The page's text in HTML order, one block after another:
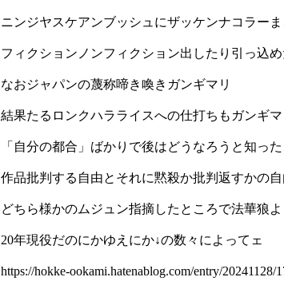
ニンジヤスケアンブッシュにザッケンナコラー
フィクションノンフィクション出したり引っ込
なおジャパンの蔑称啼き喚きガンギマリ
結果たるロンクハラライスへの仕打ちもガンギ
「自分の都合」ばかりで後はどうなろうと知っ
作品批判する自由とそれに黙殺か批判返すかの
どちら様かのムジュン指摘したところで法華狼
20年現役だのにかゆえにか↓の数々によってェ
https://hokke-ookami.hatenablog.com/entry/